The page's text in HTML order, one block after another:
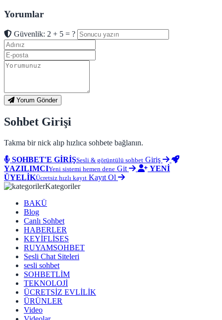
Yorumlar
Güvenlik: 2 + 5 = ?
Yorum Gönder
Sohbet Girişi
Takma bir nick alıp hızlıca sohbete bağlanın.
SOHBET'E GİRİŞSesli & görüntülü sohbet Giriş
YAZILIMCIYeni sistemi hemen dene Git
YENİ
ÜYELİKÜcretsiz hızlı kayıt Kayıt Ol
Kategoriler
BAKÜ
Blog
Canlı Sohbet
HABERLER
KEYİFLİSES
RUYAMSOHBET
Sesli Chat Siteleri
sesli sohbet
SOHBETLİM
TEKNOLOJİ
ÜCRETSİZ EVLİLİK
ÜRÜNLER
Video